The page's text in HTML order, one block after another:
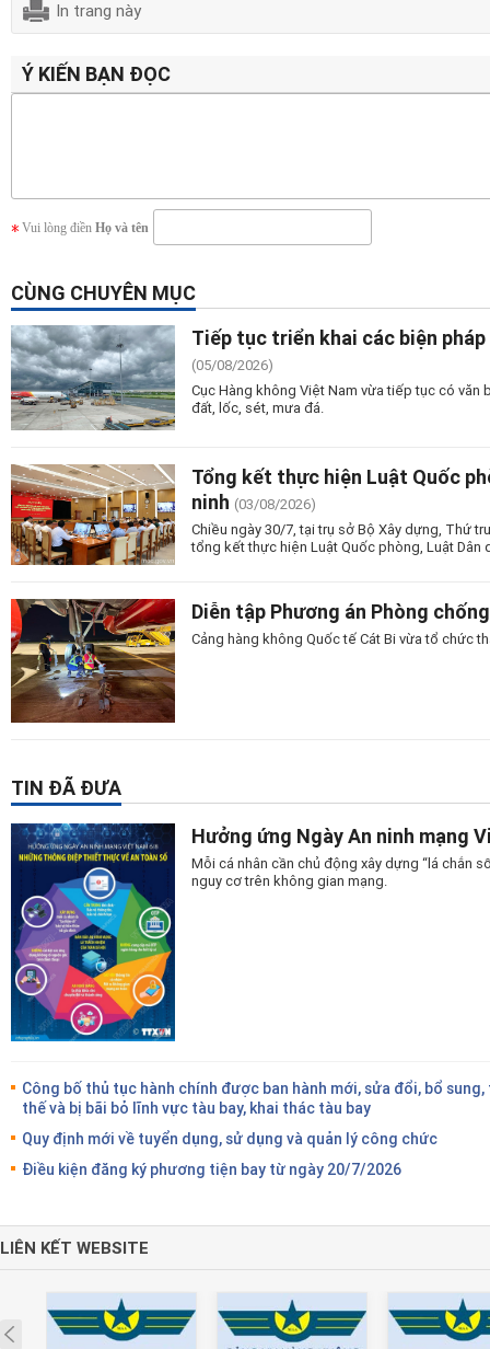
In trang này
Ý KIẾN BẠN ĐỌC
Vui lòng điền Họ và tên
CÙNG CHUYÊN MỤC
Tiếp tục triển khai các biện
(05/08/2026)
Cục Hàng không Việt Nam vừa tiếp tục có
đất, lốc, sét, mưa đá.
Tổng kết thực hiện Luật Quốc
ninh (03/08/2026)
Chiều ngày 30/7, tại trụ sở Bộ Xây dựng, Thứ
tổng kết thực hiện Luật Quốc phòng, Luật Dân
Diễn tập Phương án Phòng
Cảng hàng không Quốc tế Cát Bi vừa tổ chức
TIN ĐÃ ĐƯA
Hưởng ứng Ngày An ninh mạng
Mỗi cá nhân cần chủ động xây dựng “lá chắn
nguy cơ trên không gian mạng.
Công bố thủ tục hành chính được ban hành mới, sửa đổi, bổ sung,
thế và bị bãi bỏ lĩnh vực tàu bay, khai thác tàu bay
Quy định mới về tuyển dụng, sử dụng và quản lý công chức
Điều kiện đăng ký phương tiện bay từ ngày 20/7/2026
LIÊN KẾT WEBSITE
Prev